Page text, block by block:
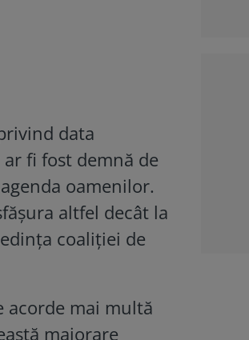
data
fi fost demnă de
oamenilor.
altfel decât la
coaliției de
acorde mai multă
majorare